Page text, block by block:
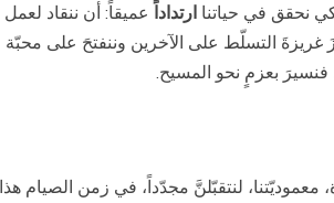
نحقق في حياتنا ارتداداً عميقاً: أن ننقاد لعمل
غريزةَ التسلّط على الآخرين وننفتحَ على محبّة
بعزمٍ نحو المسيح.
لنتقبّلنَّ مجدّداً، في زمن الصيام